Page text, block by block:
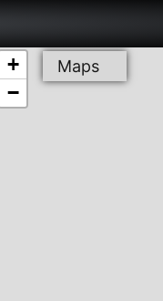
+
−
Maps